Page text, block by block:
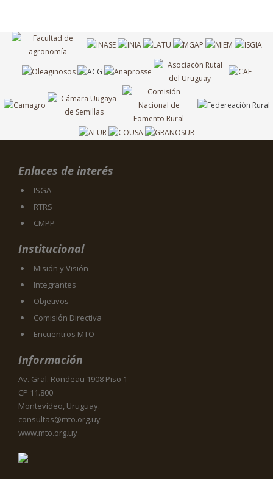
Enlaces de interés
ISGA
RTRS
CMPP
Institucional
Misión y Visión
Integrantes
Objetivos
Comisión Directiva
Encuentros MTO
Información
Av. Gral. Rondeau 1908 Piso 1
CP 11.800
Montevideo, Uruguay.
consultas@mto.org.uy
www.mto.org.uy